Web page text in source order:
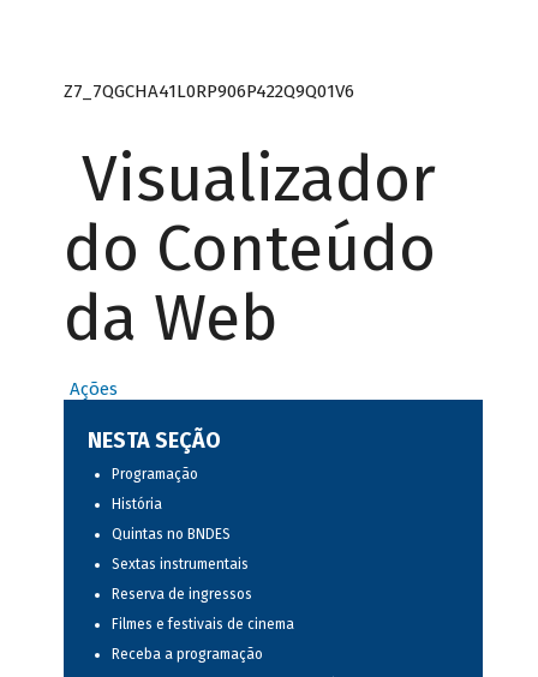
Z7_7QGCHA41L0RP906P422Q9Q01V6
Visualizador
do Conteúdo
da Web
Ações
NESTA SEÇÃO
Programação
História
Quintas no BNDES
Sextas instrumentais
Reserva de ingressos
Filmes e festivais de cinema
Receba a programação